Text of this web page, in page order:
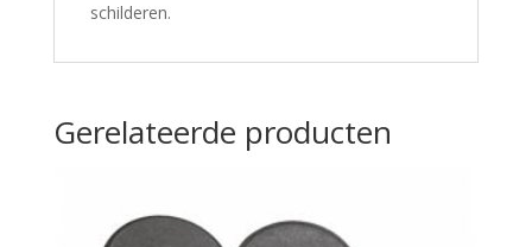
schilderen.
Gerelateerde producten